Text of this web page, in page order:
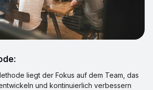
liegt der Fokus auf dem Team, das
und kontinuierlich verbessern